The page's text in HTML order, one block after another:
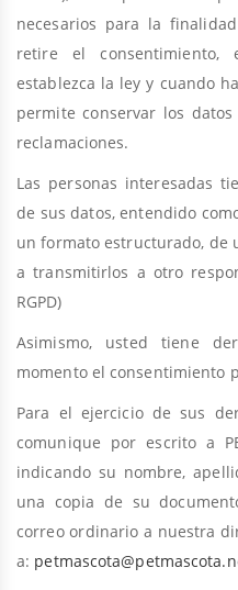
necesarios para la
retire el consentimiento,
establezca la ley y cuando
permite conservar los
reclamaciones.
Las personas interesadas
de sus datos, entendido
un formato estructurado, de
a transmitirlos a otro
RGPD)
Asimismo, usted tiene
momento el consentimiento
Para el ejercicio de sus
comunique por escrito a
indicando su nombre,
una copia de su
correo ordinario a nuestra
a: